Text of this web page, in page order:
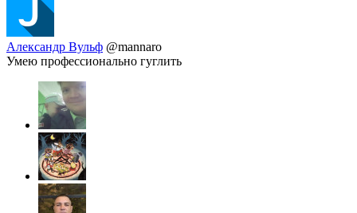
Александр Вульф @mannaro
Умею профессионально гуглить